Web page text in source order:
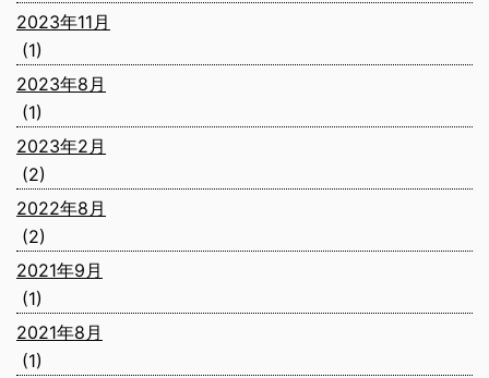
2023年11月
(1)
2023年8月
(1)
2023年2月
(2)
2022年8月
(2)
2021年9月
(1)
2021年8月
(1)